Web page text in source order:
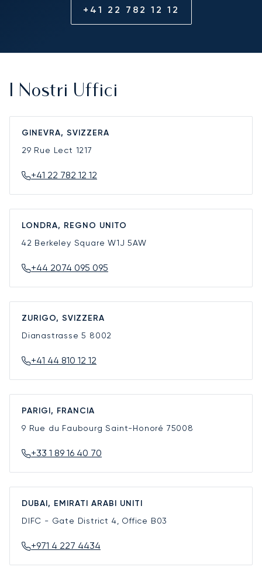
+41 22 782 12 12
I Nostri Uffici
GINEVRA, SVIZZERA
29 Rue Lect 1217
+41 22 782 12 12
LONDRA, REGNO UNITO
42 Berkeley SquareW1J 5AW
+44 2074 095 095
ZURIGO, SVIZZERA
Dianastrasse 5 8002
+41 44 810 12 12
PARIGI, FRANCIA
9 Rue du Faubourg Saint-Honoré 75008
+33 1 89 16 40 70
DUBAI, EMIRATI ARABI UNITI
DIFC - Gate District 4, Office B03
+971 4 227 4434